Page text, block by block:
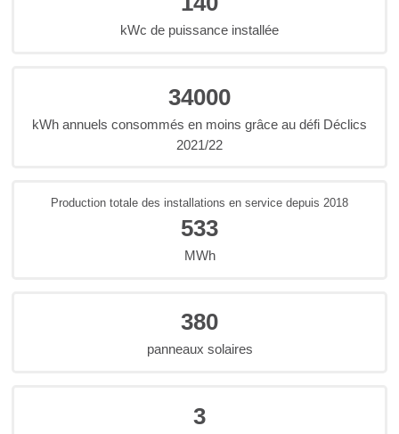
kWc de puissance installée
34000
kWh annuels consommés en moins grâce au défi Déclics
2021/22
Production totale des installations en service depuis 2018
533
MWh
380
panneaux solaires
3